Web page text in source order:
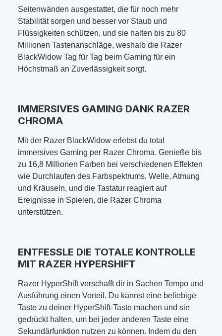
Seitenwänden ausgestattet, die für noch mehr
Stabilität sorgen und besser vor Staub und
Flüssigkeiten schützen, und sie halten bis zu 80
Millionen Tastenanschläge, weshalb die Razer
BlackWidow Tag für Tag beim Gaming für ein
Höchstmaß an Zuverlässigkeit sorgt.
IMMERSIVES GAMING DANK RAZER
CHROMA
Mit der Razer BlackWidow erlebst du total
immersives Gaming per Razer Chroma. Genieße bis
zu 16,8 Millionen Farben bei verschiedenen Effekten
wie Durchlaufen des Farbspektrums, Welle, Atmung
und Kräuseln, und die Tastatur reagiert auf
Ereignisse in Spielen, die Razer Chroma
unterstützen.
ENTFESSLE DIE TOTALE KONTROLLE
MIT RAZER HYPERSHIFT
Razer HyperShift verschafft dir in Sachen Tempo und
Ausführung einen Vorteil. Du kannst eine beliebige
Taste zu deiner HyperShift-Taste machen und sie
gedrückt halten, um bei jeder anderen Taste eine
Sekundärfunktion nutzen zu können. Indem du den